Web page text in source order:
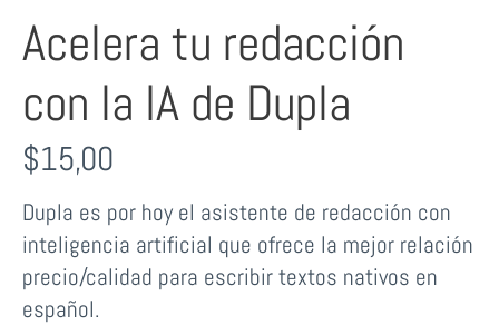
Acelera tu redacción
con la IA de Dupla
$15,00
Dupla es por hoy el asistente de redacción con
inteligencia artificial que ofrece la mejor relación
precio/calidad para escribir textos nativos en
español.